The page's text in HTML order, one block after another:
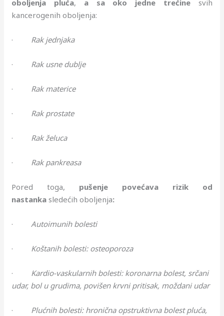
oboljenja pluća, a sa oko jedne trećine svih
kancerogenih oboljenja:
· Rak jednjaka
· Rak usne dublje
· Rak materice
· Rak prostate
· Rak želuca
· Rak pankreasa
Pored toga, pušenje povećava rizik od
nastanka sledećih oboljenja:
·Autoimunih bolesti
· Koštanih bolesti: osteoporoza
· Kardio-vaskularnih bolesti: koronarna bolest, srčani
udar, bol u grudima, povišen krvni pritisak, moždani udar
· Plućnih bolesti: hronična opstruktivna bolest pluća,